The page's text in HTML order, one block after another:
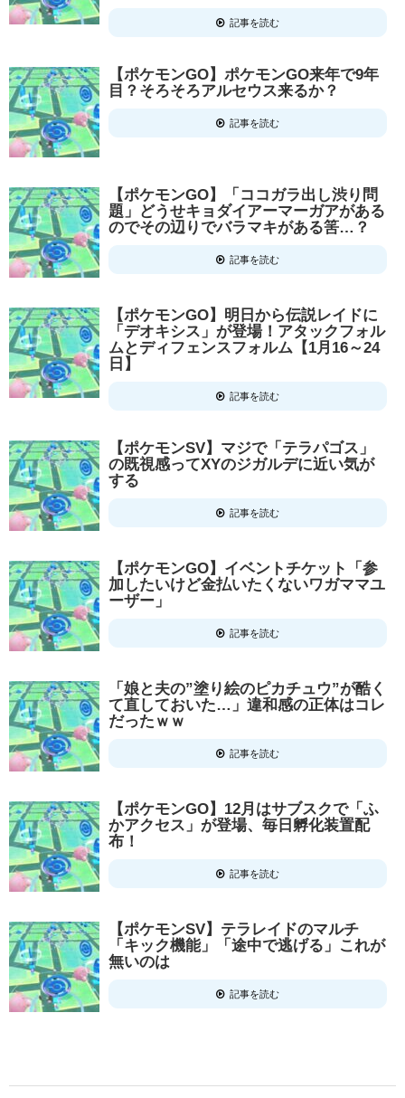
記事を読む
【ポケモンGO】ポケモンGO来年で9年
目？そろそろアルセウス来るか？
記事を読む
【ポケモンGO】「ココガラ出し渋り問
題」どうせキョダイアーマーガアがある
のでその辺りでバラマキがある筈…？
記事を読む
【ポケモンGO】明日から伝説レイドに
「デオキシス」が登場！アタックフォル
ムとディフェンスフォルム【1月16～24
日】
記事を読む
【ポケモンSV】マジで「テラパゴス」
の既視感ってXYのジガルデに近い気が
する
記事を読む
【ポケモンGO】イベントチケット「参
加したいけど金払いたくないワガママユ
ーザー」
記事を読む
「娘と夫の”塗り絵のピカチュウ”が酷く
て直しておいた…」違和感の正体はコレ
だったｗｗ
記事を読む
【ポケモンGO】12月はサブスクで「ふ
かアクセス」が登場、毎日孵化装置配
布！
記事を読む
【ポケモンSV】テラレイドのマルチ
「キック機能」「途中で逃げる」これが
無いのは
記事を読む